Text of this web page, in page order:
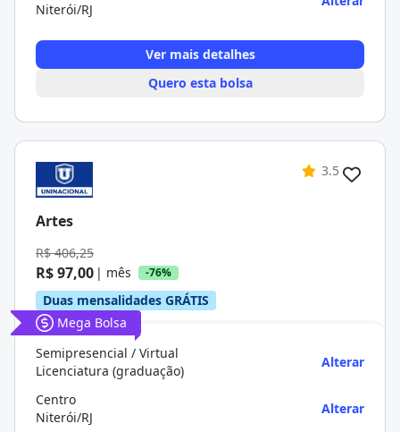
Niterói/RJ
Ver mais detalhes
Quero esta bolsa
3.5
Artes
R$ 406,25
R$ 97,00 | mês -76%
Duas mensalidades GRÁTIS
Mega Bolsa
Semipresencial / Virtual
Licenciatura (graduação)
Alterar
Centro
Niterói/RJ
Alterar